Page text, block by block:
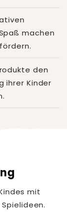
machen
den
ihrer Kinder
mit